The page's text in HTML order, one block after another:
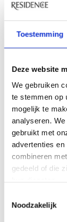
Toestemming
Deze website
We gebruiken
te stemmen op
mogelijk te
analyseren.
gebruikt met
advertenties
combineren
gedeeld of die
Noodzakelijk
Dit jaar gaat
Lima, een
verkoop van
via de
Wil jij hierbij
beschikbaar
maart! Geef
meld je aan
vermelding
enkel een